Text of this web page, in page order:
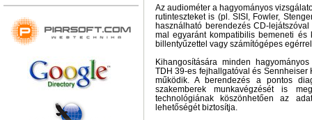
Az audiométer a hagyományos
rutinteszteket is (pl. SISI, Fowler,
használható berendezés CD-
mal egyaránt kompatibilis bemeneti és
billentyűzettel vagy számítógépes
Kihangosítására minden
TDH 39-es fejhallgatóval és Sennheiser
működik. A berendezés a pontos
szakemberek munkavégzését is
technológiának köszönhetően az
lehetőségét biztosítja.